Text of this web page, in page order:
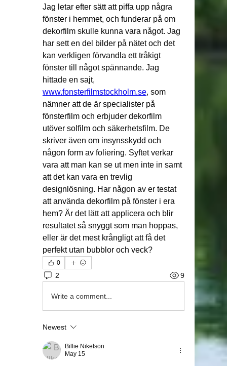
Jag letar efter sätt att piffa upp några
fönster i hemmet, och funderar på om
dekorfilm skulle kunna vara något. Jag
har sett en del bilder på nätet och det
kan verkligen förvandla ett tråkigt
fönster till något spännande. Jag
www.fonsterfilmstockholm.se, som
nämner att de är specialister på
fönsterfilm och erbjuder dekorfilm
utöver solfilm och säkerhetsfilm. De
skriver även om insynsskydd och
någon form av foliering. Syftet verkar
vara att man kan se ut men inte in samt
att det kan vara en trevlig
designlösning. Har någon av er testat
att använda dekorfilm på fönster i era
hem? Är det lätt att applicera och blir
resultatet så snyggt som man hoppas,
eller är det mest krångligt att få det
perfekt utan bubblor och veck?
0
2 9
Write a comment...
Newest
Billie Nikelson
May 15